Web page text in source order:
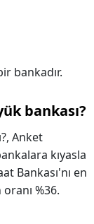
bankadır.
bankası?
Anket
kıyasla
Bankası'nı en
%36.